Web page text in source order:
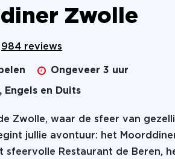
Zwolle
984 reviews
Ongeveer 3 uur
Engels en Duits
Zwolle, waar de sfeer van
jullie avontuur: het
sfeervolle Restaurant de Beren,